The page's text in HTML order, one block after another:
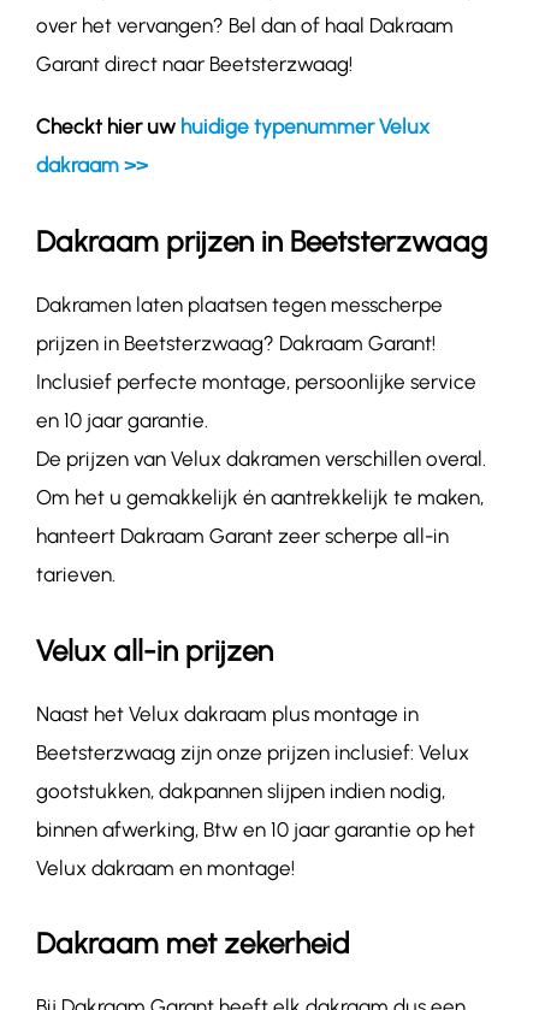
over het vervangen? Bel dan of haal Dakraam
Garant direct naar Beetsterzwaag!
Checkt hier uw huidige typenummer Velux
dakraam >>
Dakraam prijzen in Beetsterzwaag
Dakramen laten plaatsen tegen messcherpe
prijzen in Beetsterzwaag? Dakraam Garant!
Inclusief perfecte montage, persoonlijke service
en 10 jaar garantie.
De prijzen van Velux dakramen verschillen overal.
Om het u gemakkelijk én aantrekkelijk te maken,
hanteert Dakraam Garant zeer scherpe all-in
tarieven.
Velux all-in prijzen
Naast het Velux dakraam plus montage in
Beetsterzwaag zijn onze prijzen inclusief: Velux
gootstukken, dakpannen slijpen indien nodig,
binnen afwerking, Btw en 10 jaar garantie op het
Velux dakraam en montage!
Dakraam met zekerheid